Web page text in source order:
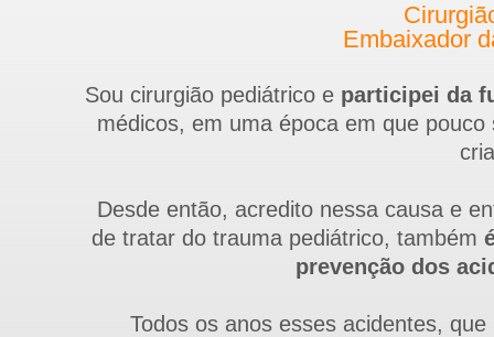
Sou cirurgião pediátrico e participei da
médicos, em uma época em que
Desde então, acredito nessa causa e
de tratar do trauma pediátrico, também
prevenção dos
Todos os anos esses acidentes,
Embaixador